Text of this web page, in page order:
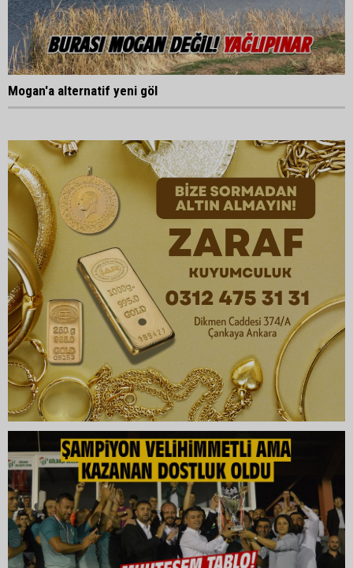
Mogan'a alternatif yeni göl